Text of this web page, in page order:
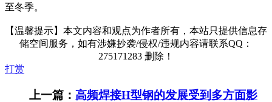
至冬季。
【温馨提示】本文内容和观点为作者所有，本站只提供信息存
储空间服务，如有涉嫌抄袭/侵权/违规内容请联系QQ：
275171283 删除！
打赏
上一篇： 高频焊接H型钢的发展受到多方面影